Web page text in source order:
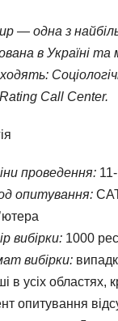
— одна з
в Україні та
Call Center.
проведення:
опитування:
вибірки: 1000
вибірки:
в усіх областях,
опитування